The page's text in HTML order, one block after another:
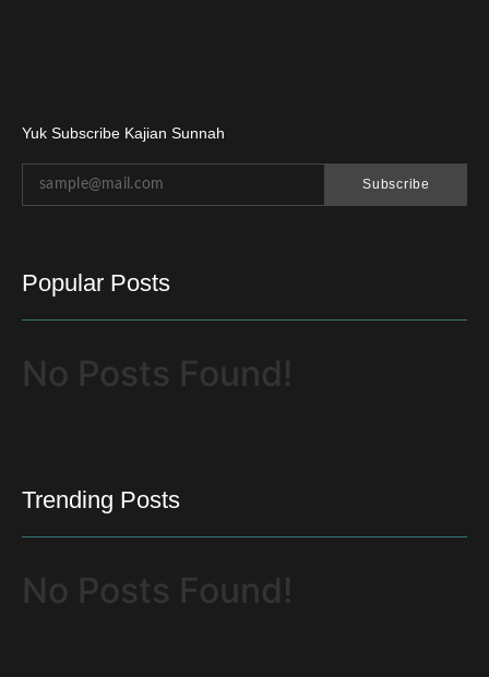
Yuk Subscribe Kajian Sunnah
Subscribe
Popular Posts
No Posts Found!
Trending Posts
No Posts Found!